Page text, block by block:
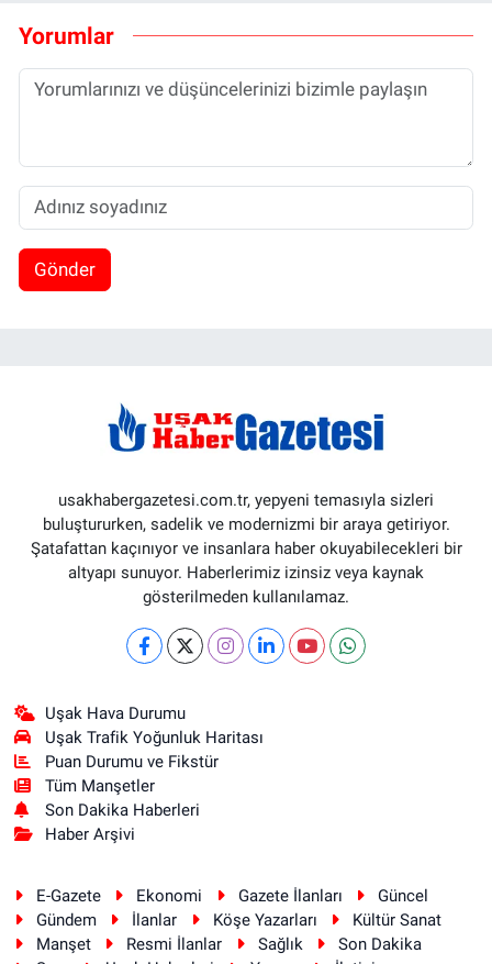
Yorumlar
Gönder
usakhabergazetesi.com.tr, yepyeni temasıyla sizleri
buluştururken, sadelik ve modernizmi bir araya getiriyor.
Şatafattan kaçınıyor ve insanlara haber okuyabilecekleri bir
altyapı sunuyor. Haberlerimiz izinsiz veya kaynak
gösterilmeden kullanılamaz.
Uşak Hava Durumu
Uşak Trafik Yoğunluk Haritası
Puan Durumu ve Fikstür
Tüm Manşetler
Son Dakika Haberleri
Haber Arşivi
E-Gazete Ekonomi Gazete İlanları
Güncel
Gündem
İlanlar Köşe Yazarları
Kültür Sanat
Manşet
Resmi İlanlar Sağlık
Son Dakika